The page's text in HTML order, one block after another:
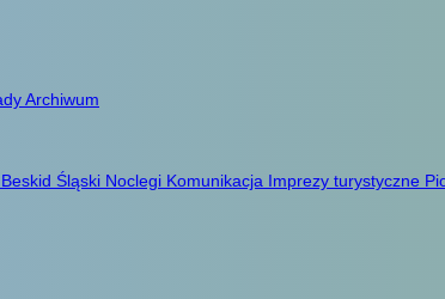
Archiwum
Śląski Noclegi Komunikacja Imprezy turystyczne